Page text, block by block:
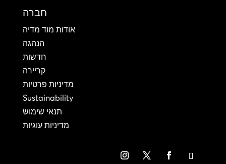
חברה
אודות מוד מדיה
הנהגה
חדשות
קריירה
מדיניות פרטיות
Sustainability
תנאי שימוש
מדיניות עוגיות